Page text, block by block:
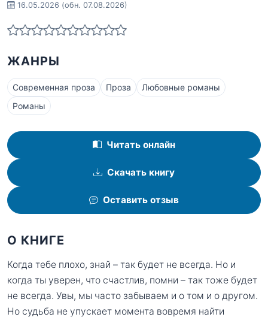
16.05.2026 (обн. 07.08.2026)
ЖАНРЫ
Современная проза Проза
Любовные романы
Романы
Читать онлайн
Скачать книгу
Оставить отзыв
О КНИГЕ
Когда тебе плохо, знай – так будет не всегда. Но и
когда ты уверен, что счастлив, помни – так тоже будет
не всегда. Увы, мы часто забываем и о том и о другом.
Но судьба не упускает момента вовремя найти